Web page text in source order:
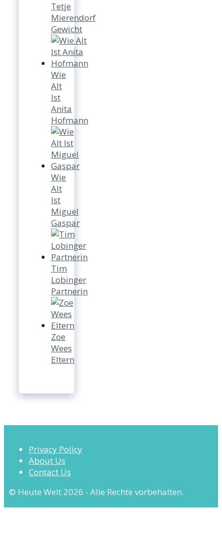
Tetje
Mierendorf
Gewicht
Wie
Alt
Ist
Anita
Hofmann
Wie
Alt
Ist
Miguel
Gaspar
Tim
Lobinger
Partnerin
Zoe
Wees
Eltern
Privacy Policy
About Us
Contact Us
© Heute Welt 2026 - Alle Rechte vorbehalten.